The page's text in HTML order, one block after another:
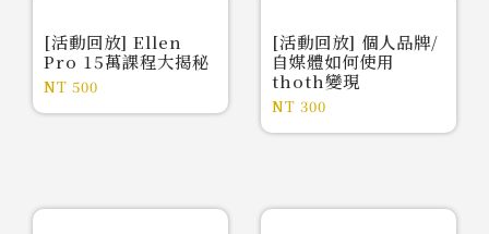
[活動回放] Ellen
Pro 15萬課程大揭秘
NT 500
[活動回放] 個人品牌/
自媒體如何使用
thoth變現
NT 300